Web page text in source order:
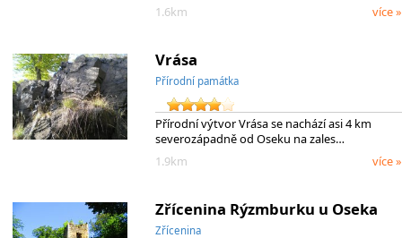
1.6km
více »
Vrása
Přírodní památka
Přírodní výtvor Vrása se nachází asi 4 km
severozápadně od Oseku na zales…
1.9km
více »
Zřícenina Rýzmburku u Oseka
Zřícenina